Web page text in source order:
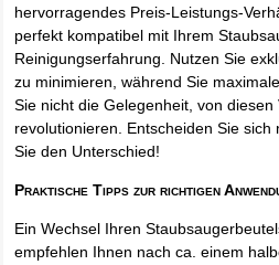
hervorragendes Preis-Leistungs-
perfekt kompatibel mit Ihrem
Reinigungserfahrung. Nutzen Sie
zu minimieren, während Sie
Sie nicht die Gelegenheit, von
revolutionieren. Entscheiden Sie sich
Sie den Unterschied!
Praktische Tipps zur richtigen
Ein Wechsel Ihren
empfehlen Ihnen nach ca. einem